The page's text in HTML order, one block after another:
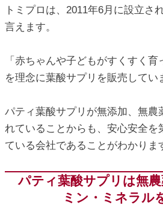
トミプロは、2011年6月に設立さ
言えます。
「赤ちゃんや子どもがすくすく
を理念に葉酸サプリを販売してい
パティ葉酸サプリが無添加、無農
れていることからも、安心安全を
ている会社であることがわかりま
パティ葉酸サプリは無
ミン・ミネラル